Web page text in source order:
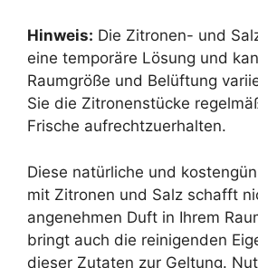
Hinweis: Die Zitronen- und
eine temporäre Lösung und
Raumgröße und Belüftung
Sie die Zitronenstücke
Frische aufrechtzuerhalten.
Diese natürliche und
mit Zitronen und Salz schafft
angenehmen Duft in Ihrem
bringt auch die reinigenden
dieser Zutaten zur Geltung.